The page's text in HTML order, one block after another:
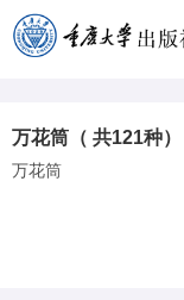
万花筒（ 共121种）
万花筒